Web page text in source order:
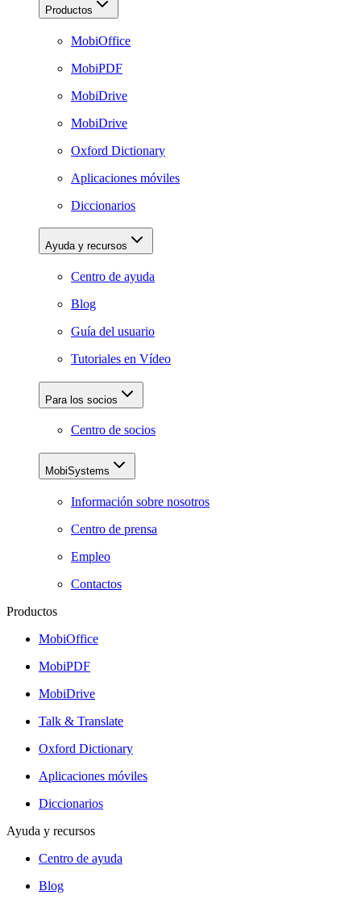
Productos
MobiOffice
MobiPDF
MobiDrive
MobiDrive
Oxford Dictionary
Aplicaciones móviles
Diccionarios
Ayuda y recursos
Centro de ayuda
Blog
Guía del usuario
Tutoriales en Vídeo
Para los socios
Centro de socios
MobiSystems
Información sobre nosotros
Centro de prensa
Empleo
Contactos
Productos
MobiOffice
MobiPDF
MobiDrive
Talk & Translate
Oxford Dictionary
Aplicaciones móviles
Diccionarios
Ayuda y recursos
Centro de ayuda
Blog